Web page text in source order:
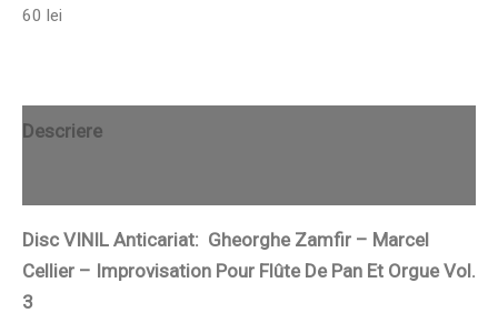
60 lei
Descriere
Disc VINIL Anticariat: Gheorghe Zamfir – Marcel
Cellier – Improvisation Pour Flûte De Pan Et Orgue Vol.
3